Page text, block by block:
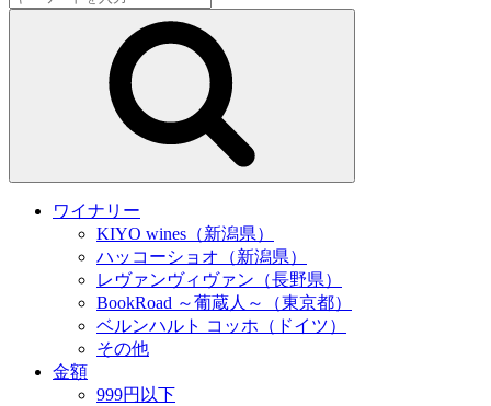
ワイナリー
KIYO wines（新潟県）
ハッコーショオ（新潟県）
レヴァンヴィヴァン（長野県）
BookRoad ～葡蔵人～（東京都）
ベルンハルト コッホ（ドイツ）
その他
金額
999円以下